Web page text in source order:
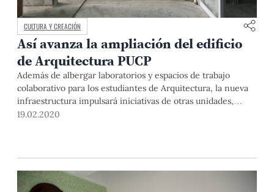
CULTURA Y CREACIÓN
Así avanza la ampliación del edificio
de Arquitectura PUCP
Además de albergar laboratorios y espacios de trabajo
colaborativo para los estudiantes de Arquitectura, la nueva
infraestructura impulsará iniciativas de otras unidades,
como Diseño Industrial y Escultura; o las secciones
19.02.2020